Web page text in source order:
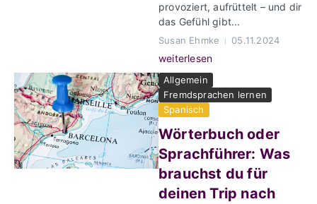
provoziert, aufrüttelt – und dir
das Gefühl gibt...
Susan Ehmke 05.11.2024
weiterlesen
Allgemein
Fremdsprachen lernen
Spanisch
Wörterbuch oder
Sprachführer: Was
brauchst du für
deinen Trip nach